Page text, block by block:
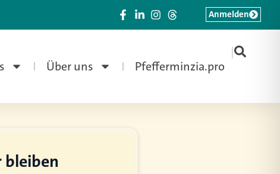
Über uns Pfefferminzia.pro
|
Anmelden